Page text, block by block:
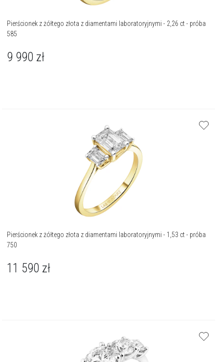
Pierścionek z żółtego złota z diamentami laboratoryjnymi - 2,26 ct - próba
585
9 990 zł
Pierścionek z żółtego złota z diamentami laboratoryjnymi - 1,53 ct - próba
750
11 590 zł